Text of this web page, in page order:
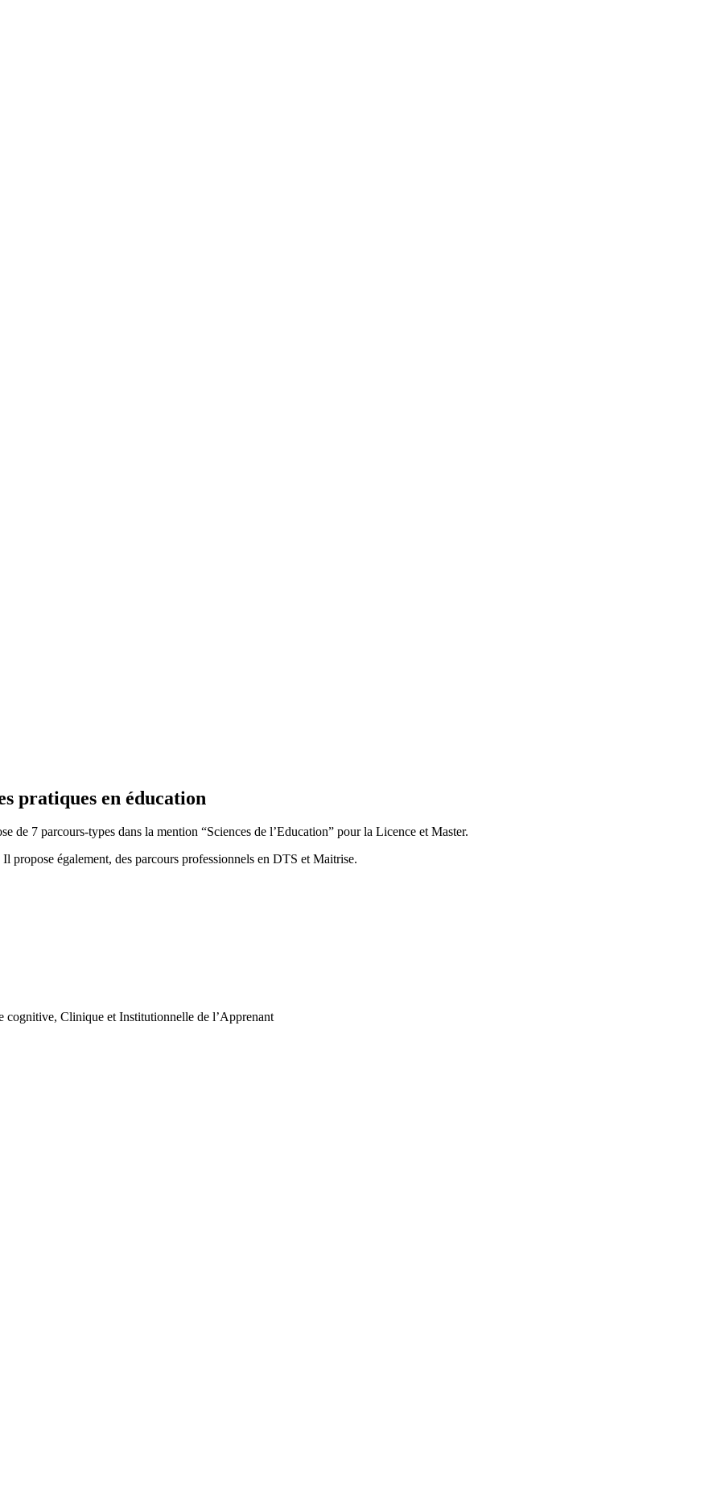
pratiques en éducation
de 7 parcours-types dans la mention “Sciences de l’Education” pour la Licence et Master.
Il propose également, des parcours professionnels en DTS et Maitrise.
cognitive, Clinique et Institutionnelle de l’Apprenant